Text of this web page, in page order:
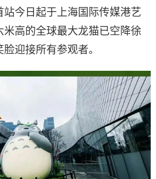
今日起于上海国际传媒港艺
高的全球最大龙猫已空降徐
迎接所有参观者。